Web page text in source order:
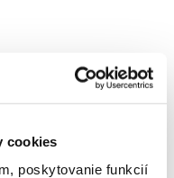
cookies
poskytovanie funkcií